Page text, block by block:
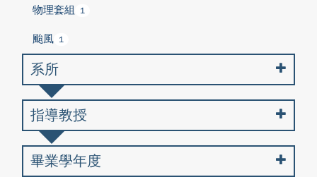
物理套組 1
颱風 1
系所
指導教授
畢業學年度